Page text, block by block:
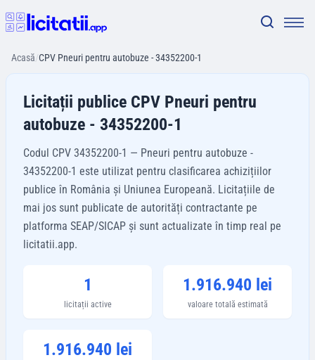
Acasă/CPV Pneuri pentru autobuze - 34352200-1
Licitații publice CPV Pneuri pentru
autobuze - 34352200-1
Codul CPV 34352200-1 — Pneuri pentru autobuze -
34352200-1 este utilizat pentru clasificarea achizițiilor
publice în România și Uniunea Europeană. Licitațiile de
mai jos sunt publicate de autorități contractante pe
platforma SEAP/SICAP și sunt actualizate în timp real pe
licitatii.app.
1
licitații active
1.916.940 lei
valoare totală estimată
1.916.940 lei